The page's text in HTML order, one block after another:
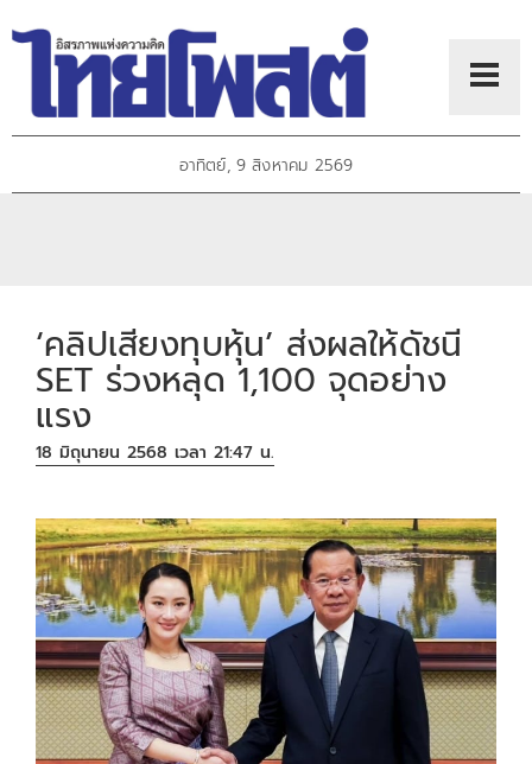
อาทิตย์, 9 สิงหาคม 2569
‘คลิปเสียงทุบหุ้น’ ส่งผลให้ดัชนี
SET ร่วงหลุด 1,100 จุดอย่าง
แรง
18 มิถุนายน 2568 เวลา 21:47 น.